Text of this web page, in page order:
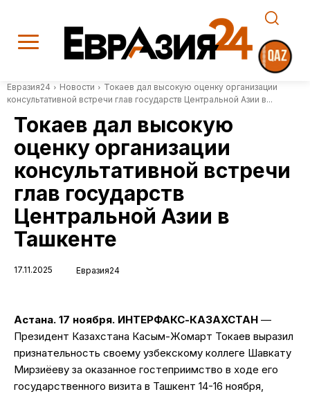
Евразия24 Новости
Токаев дал высокую оценку организации
консультативной встречи глав государств Центральной Азии в...
Токаев дал высокую
оценку организации
консультативной встречи
глав государств
Центральной Азии в
Ташкенте
17.11.2025 Евразия24
Астана. 17 ноября. ИНТЕРФАКС-КАЗАХСТАН —
Президент Казахстана Касым-Жомарт Токаев выразил
признательность своему узбекскому коллеге Шавкату
Мирзиёеву за оказанное гостеприимство в ходе его
государственного визита в Ташкент 14-16 ноября,